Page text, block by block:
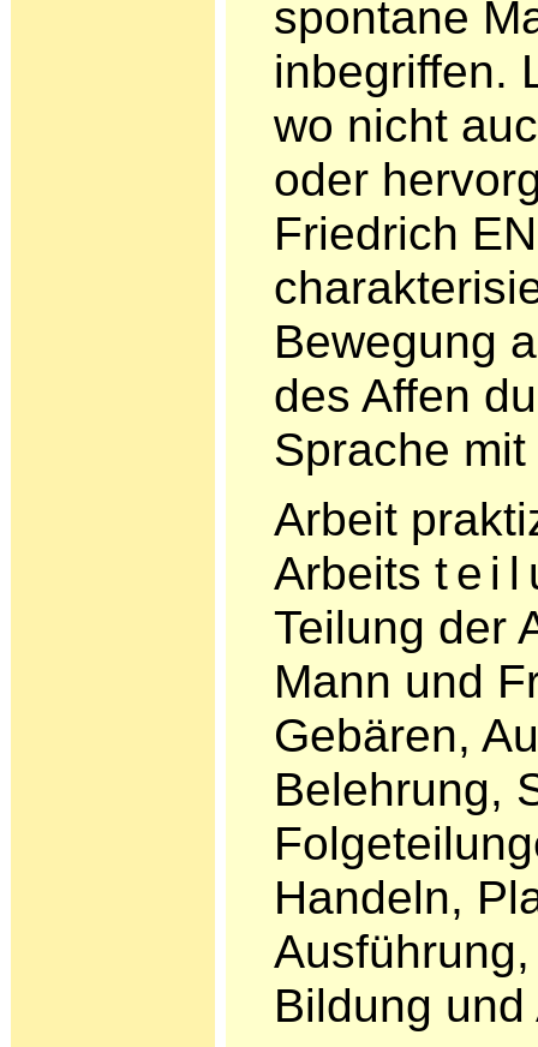
spontane
inbegriffen.
wo nicht
oder
Friedrich
Bewegung
des Affen
Sprache
Arbeit
Arbeits
Teilung der
Mann und
Gebären,
Belehrung,
Handeln,
Bildung